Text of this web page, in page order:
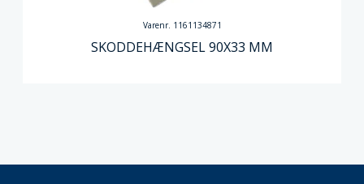
Varenr. 1161134871
SKODDEHÆNGSEL 90X33 MM